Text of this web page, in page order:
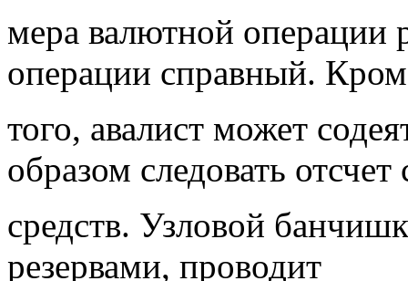
мера валютной операции
операции справный.
того, авалист может
образом следовать
средств. Узловой
резервами, проводит